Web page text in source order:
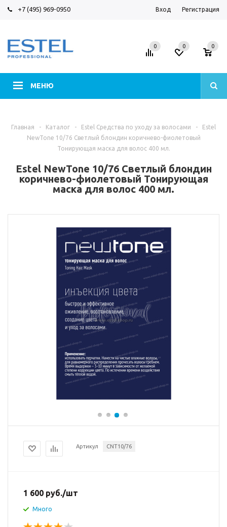
+7 (495) 969-0950 Вход Регистрация
МЕНЮ
0 0 0
Главная - Каталог - Estel Средства по уходу за волосами -
Estel
NewTone 10/76 Светлый блондин коричнево-фиолетовый
Тонирующая маска для волос 400 мл.
Estel NewTone 10/76 Светлый блондин
коричнево-фиолетовый Тонирующая
маска для волос 400 мл.
Артикул CNT10/76
1 600 руб./шт
Много